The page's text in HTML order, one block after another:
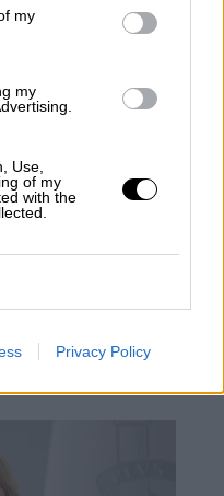
my
my
Use,
of my
with the
Privacy Policy
deja escapar